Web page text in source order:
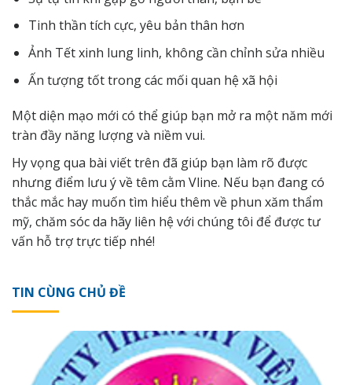
Tinh thần tích cực, yêu bản thân hơn
Ảnh Tết xinh lung linh, không cần chỉnh sửa nhiều
Ấn tượng tốt trong các mối quan hệ xã hội
Một diện mạo mới có thể giúp bạn mở ra một năm mới
tràn đầy năng lượng và niềm vui.
Hy vọng qua bài viết trên đã giúp bạn làm rõ được
nhưng điểm lưu ý về têm cằm Vline. Nếu bạn đang có
thắc mắc hay muốn tìm hiểu thêm về phun xăm thẩm
mỹ, chăm sóc da hãy liên hệvới chúng tôi để được tư
vấn hỗ trợ trực tiếp nhé!
TIN CÙNG CHỦ ĐỀ